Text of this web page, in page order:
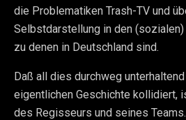
die Problematiken Trash-TV und
Selbstdarstellung in den
zu denen in Deutschland sind.
Daß all dies durchweg
eigentlichen Geschichte kollidiert,
des Regisseurs und seines